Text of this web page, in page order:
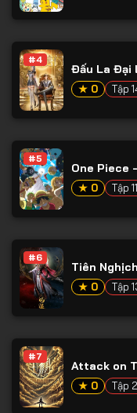
#4
Đấu La Đại
★ 0 Tập
#5
One Piece
★ 0 Tập
#6
Tiên Nghịch
★ 0 Tập
#7
Attack on
★ 0 Tập